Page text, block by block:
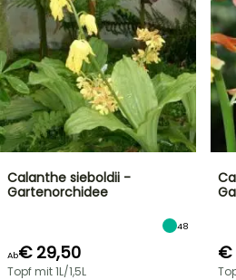
Calanthe sieboldii -
Gartenorchidee
48
Ab€ 29,50
Topf mit 1L/1,5L
€